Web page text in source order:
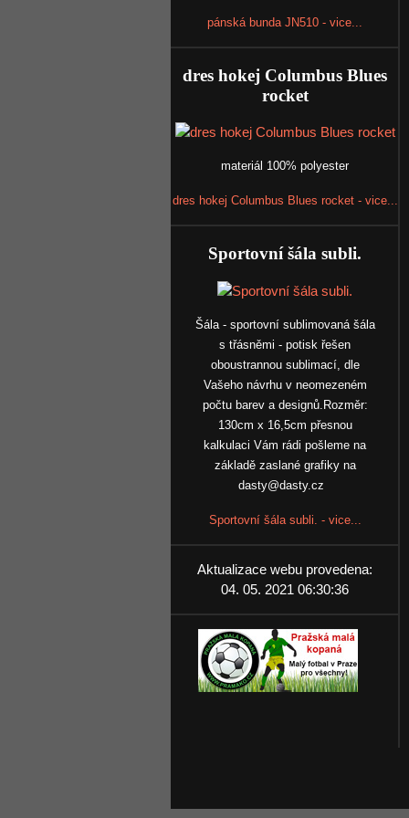
pánská bunda JN510 - vice...
dres hokej Columbus Blues
rocket
materiál 100% polyester
dres hokej Columbus Blues rocket - vice...
Sportovní šála subli.
Šála - sportovní sublimovaná šála
s třásněmi - potisk řešen
oboustrannou sublimací, dle
Vašeho návrhu v neomezeném
počtu barev a designů.Rozměr:
130cm x 16,5cm přesnou
kalkulaci Vám rádi pošleme na
základě zaslané grafiky na
dasty@dasty.cz
Sportovní šála subli. - vice...
Aktualizace webu provedena:
04. 05. 2021 06:30:36